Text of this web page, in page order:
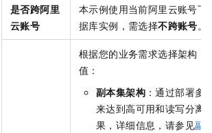
是否跨阿里
云账号
本示例使用当前阿里云账号下
据库实例，需选择不跨账号。
根据您的业务需求选择架构，
值：
副本集架构 ：通过部署多
来达到高可用和读写分离
果，详细信息，请参见副